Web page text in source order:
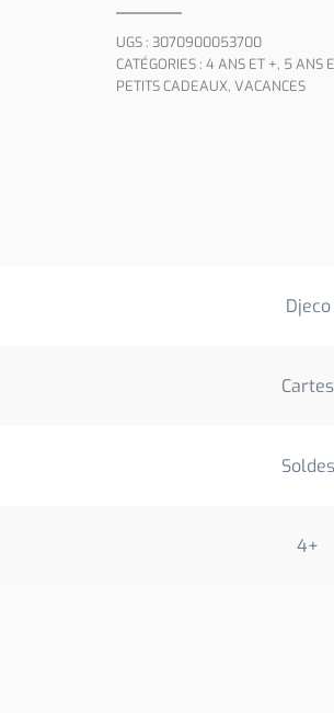
UGS : 3070900053700
CATÉGORIES : 4 ANS ET +, 5 ANS
PETITS CADEAUX, VACANCES
Djeco
Cartes
Soldes
4+